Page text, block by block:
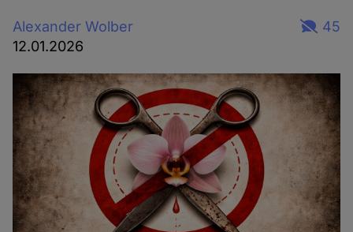
Alexander Wolber
12.01.2026
45